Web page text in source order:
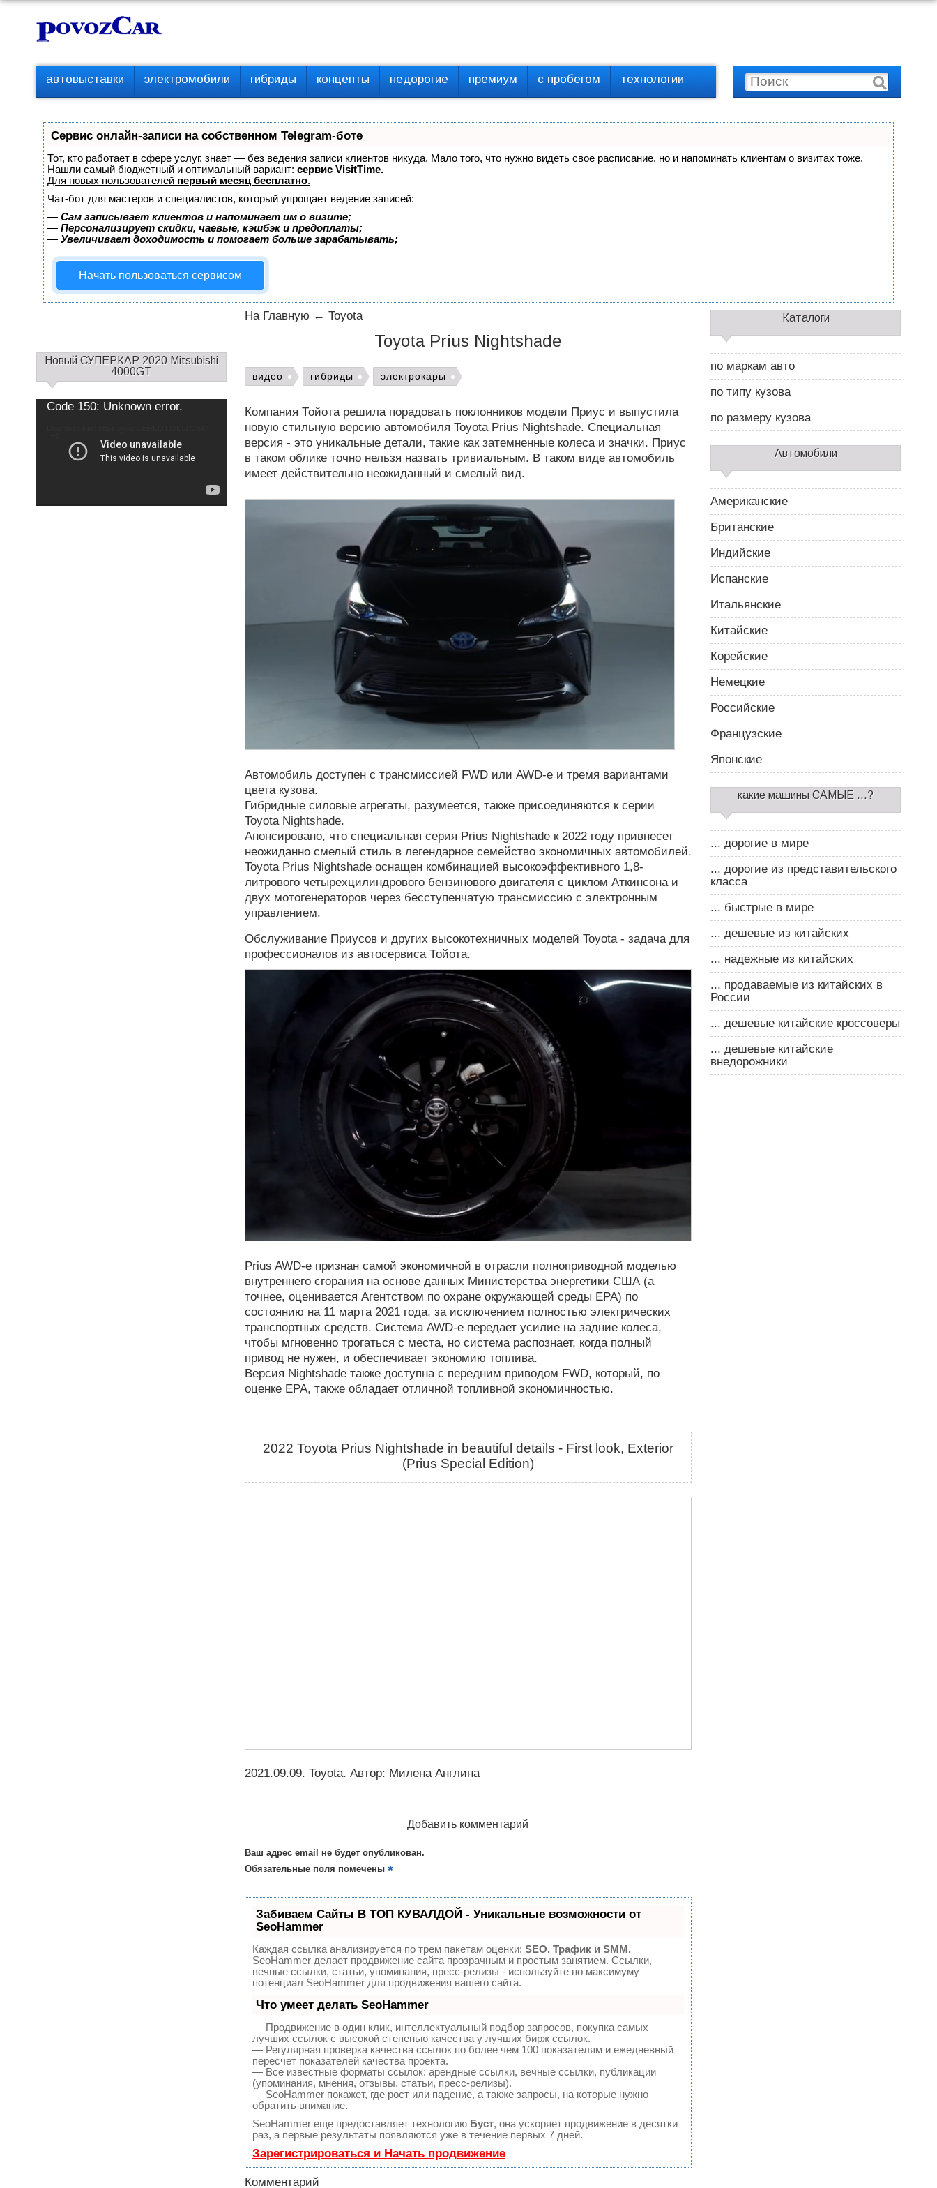
Перейти
контенту
р
о
е
м
е
ю
автовыставки электромобили гибриды концепты недорогие премиум с пробегом технологии
Сервис онлайн-записи на собственном Telegram-боте
Тот, кто работает в сфере услуг, знает — без ведения записи клиентов никуда. Мало того, что нужно видеть свое расписание, но и напоминать клиентам о визитах тоже.
Нашли самый бюджетный и оптимальный вариант: сервис VisitTime.
Для новых пользователей первый месяц бесплатно.
Чат-бот для мастеров и специалистов, который упрощает ведение записей:
— Сам записывает клиентов и напоминает им о визите;
— Персонализирует скидки, чаевые, кэшбэк и предоплаты;
— Увеличивает доходимость и помогает больше зарабатывать;
Начать пользоваться сервисом
На Главную ← Toyota
Toyota Prius Nightshade
видео гибриды электрокары
Компания Тойота решила порадовать поклонников модели Приус и выпустила
новую стильную версию автомобиля Toyota Prius Nightshade. Специальная
версия - это уникальные детали, такие как затемненные колеса и значки. Приус
в таком облике точно нельзя назвать тривиальным. В таком виде автомобиль
имеет действительно неожиданный и смелый вид.
Автомобиль доступен с трансмиссией FWD или AWD-e и тремя вариантами
цвета кузова.
Гибридные силовые агрегаты, разумеется, также присоединяются к серии
Toyota Nightshade.
Анонсировано, что специальная серия Prius Nightshade к 2022 году привнесет
неожиданно смелый стиль в легендарное семейство экономичных автомобилей.
Toyota Prius Nightshade оснащен комбинацией высокоэффективного 1,8-
литрового четырехцилиндрового бензинового двигателя с циклом Аткинсона и
двух мотогенераторов через бесступенчатую трансмиссию с электронным
управлением.
Обслуживание Приусов и других высокотехничных моделей Toyota - задача для
профессионалов из автосервиса Тойота.
Prius AWD-e признан самой экономичной в отрасли полноприводной моделью
внутреннего сгорания на основе данных Министерства энергетики США (а
точнее, оценивается Агентством по охране окружающей среды EPA) по
состоянию на 11 марта 2021 года, за исключением полностью электрических
транспортных средств. Система AWD-e передает усилие на задние колеса,
чтобы мгновенно трогаться с места, но система распознает, когда полный
привод не нужен, и обеспечивает экономию топлива.
Версия Nightshade также доступна с передним приводом FWD, который, по
оценке EPA, также обладает отличной топливной экономичностью.
2022 Toyota Prius Nightshade in beautiful details - First look, Exterior
(Prius Special Edition)
2021.09.09. Toyota. Автор: Милена Англина
Добавить комментарий
Ваш адрес email не будет опубликован.
Обязательные поля помечены *
Забиваем Сайты В ТОП КУВАЛДОЙ - Уникальные возможности от
SeoHammer
Каждая ссылка анализируется по трем пакетам оценки: SEO, Трафик и SMM.
SeoHammer делает продвижение сайта прозрачным и простым занятием. Ссылки,
вечные ссылки, статьи, упоминания, пресс-релизы - используйте по максимуму
потенциал SeoHammer для продвижения вашего сайта.
Что умеет делать SeoHammer
— Продвижение в один клик, интеллектуальный подбор запросов, покупка самых
лучших ссылок с высокой степенью качества у лучших бирж ссылок.
— Регулярная проверка качества ссылок по более чем 100 показателям и ежедневный
пересчет показателей качества проекта.
— Все известные форматы ссылок: арендные ссылки, вечные ссылки, публикации
(упоминания, мнения, отзывы, статьи, пресс-релизы).
— SeoHammer покажет, где рост или падение, а также запросы, на которые нужно
обратить внимание.
SeoHammer еще предоставляет технологию Буст, она ускоряет продвижение в десятки
раз, а первые результаты появляются уже в течение первых 7 дней.
Зарегистрироваться и Начать продвижение
Комментарий
С
д
Новый СУПЕРКАР 2020 Mitsubishi
4000GT
Video
Code 150: Unknown error.Use
Up/Down
or
decrease
volume.
д
б
а
р
2
Каталоги
по маркам авто
по типу кузова
по размеру кузова
Автомобили
Американские
Британские
Индийские
Испанские
Итальянские
Китайские
Корейские
Немецкие
Российские
Французские
Японские
какие машины САМЫЕ ...?
... дорогие в мире
... дорогие из представительского
класса
... быстрые в мире
... дешевые из китайских
... надежные из китайских
... продаваемые из китайских в
России
... дешевые китайские кроссоверы
... дешевые китайские
внедорожники